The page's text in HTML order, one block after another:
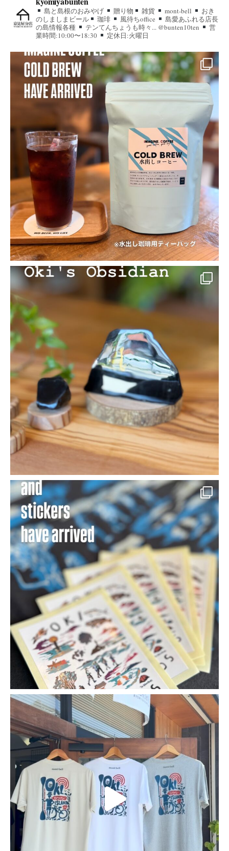
島と島根のおみやげ 贈り物 雑貨 mont-bell
おき
のしましまビール
珈琲 風待ちoffice
島愛あふれる店長
の島情報各種
テンてんちょうも時々... @bunten10ten
営
業時間:10:00〜18:30
定休日:火曜日